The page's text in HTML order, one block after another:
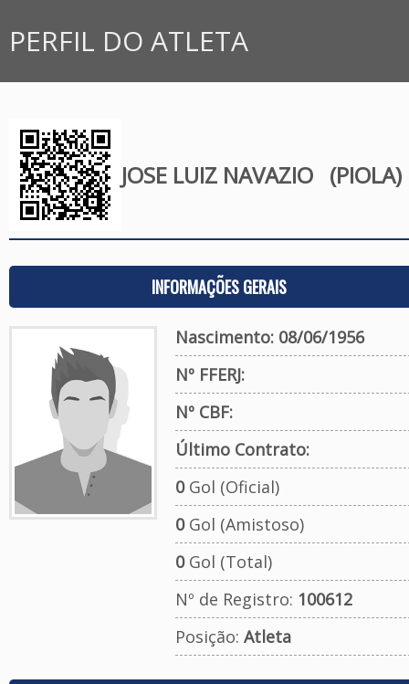
PERFIL DO ATLETA
JOSE LUIZ NAVAZIO (PIOLA)
INFORMAÇÕES GERAIS
Nascimento: 08/06/1956
Nº FFERJ:
Nº CBF:
Último Contrato:
0Gol (Oficial)
0Gol (Amistoso)
0Gol (Total)
Nº de Registro: 100612
Posição: Atleta